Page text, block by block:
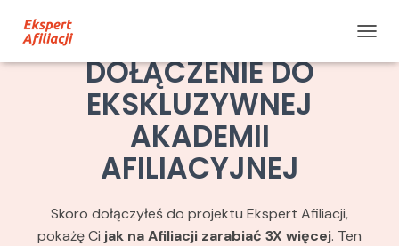
R
DOŁĄCZENIE DO
EKSKLUZYWNEJ
AKADEMII
AFILIACYJNEJ
Skoro dołączyłeś do projektu Ekspert Afiliacji,
pokażę Ci jak na Afiliacji zarabiać 3X więcej. Ten